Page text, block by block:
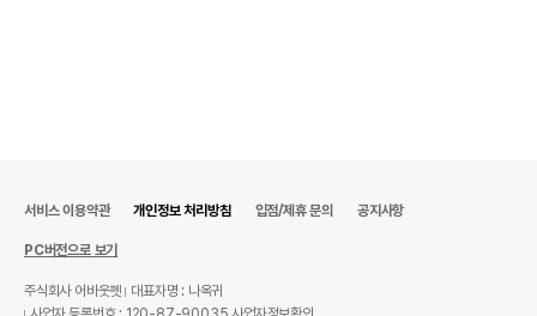
서비스 이용약관 개인정보 처리방침 입점/제휴 문의 공지사항
PC버전으로 보기
주식회사 어바웃펫
대표자명 : 나옥귀